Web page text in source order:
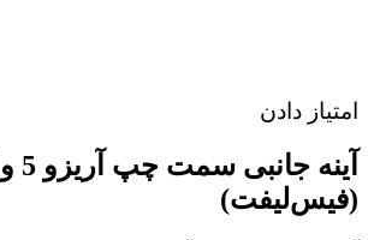
امتیاز دادن
(فیس‌لیفت)